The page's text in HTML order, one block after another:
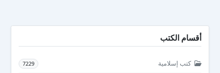
أقسام الكتب
كتب إسلامية 7229